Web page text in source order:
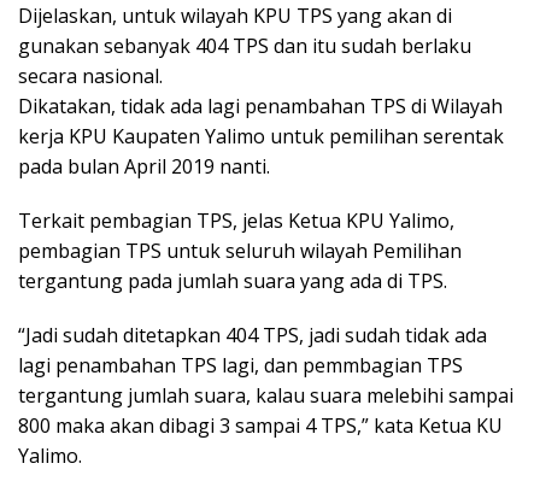
Dijelaskan, untuk wilayah KPU TPS yang akan di
gunakan sebanyak 404 TPS dan itu sudah berlaku
secara nasional.
Dikatakan, tidak ada lagi penambahan TPS di Wilayah
kerja KPU Kaupaten Yalimo untuk pemilihan serentak
pada bulan April 2019 nanti.
Terkait pembagian TPS, jelas Ketua KPU Yalimo,
pembagian TPS untuk seluruh wilayah Pemilihan
tergantung pada jumlah suara yang ada di TPS.
“Jadi sudah ditetapkan 404 TPS, jadi sudah tidak ada
lagi penambahan TPS lagi, dan pemmbagian TPS
tergantung jumlah suara, kalau suara melebihi sampai
800 maka akan dibagi 3 sampai 4 TPS,” kata Ketua KU
Yalimo.